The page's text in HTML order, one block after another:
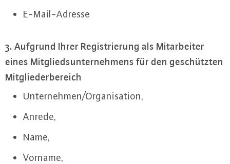
E-Mail-Adres­se
3. Aufgrund Ihrer Re­gis­trie­rung als Mit­ar­bei­ter
eines Mit­glieds­un­ter­neh­mens für den ge­schütz­ten
Mit­glie­der­be­reich
Un­ter­neh­men/Or­ga­ni­sa­ti­on,
Anrede,
Name,
Vorname,